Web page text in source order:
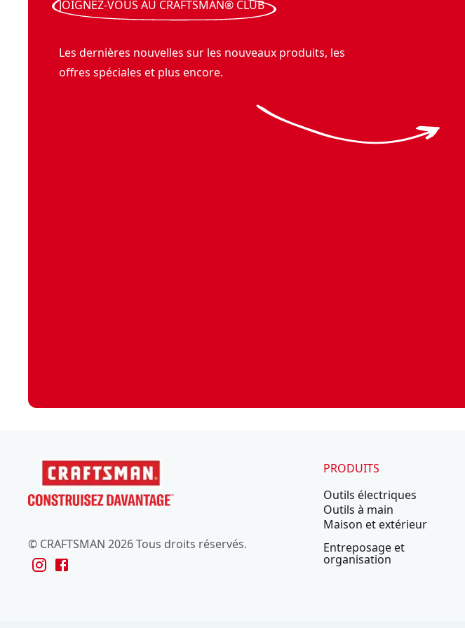
JOIGNEZ-VOUS AU CRAFTSMAN® CLUB
Les dernières nouvelles sur les nouveaux produits, les
offres spéciales et plus encore.
PRODUITS
Outils électriques
Outils à main
Maison et extérieur
Entreposage et
organisation
© CRAFTSMAN 2026 Tous droits réservés.